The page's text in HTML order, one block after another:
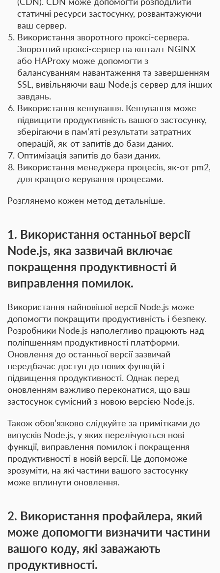
статичні ресурси застосунку, розвантажуючи
ваш сервер.
Використання зворотного проксі-сервера.
Зворотний проксі-сервер на кшталт NGINX
або HAProxy може допомогти з
балансуванням навантаження та завершенням
SSL, вивільняючи ваш Node.js сервер для інших
завдань.
Використання кешування. Кешування може
підвищити продуктивність вашого застосунку,
зберігаючи в пам’яті результати затратних
операцій, як-от запитів до бази даних.
Оптимізація запитів до бази даних.
Використання менеджера процесів, як-от pm2,
для кращого керування процесами.
Розглянемо кожен метод детальніше.
1. Використання останньої версії
Node.js, яка зазвичай включає
покращення продуктивності й
виправлення помилок.
Використання найновішої версії Node.js може
допомогти покращити продуктивність і безпеку.
Розробники Node.js наполегливо працюють над
поліпшенням продуктивності платформи.
Оновлення до останньої версії зазвичай
передбачає доступ до нових функцій і
підвищення продуктивності. Однак перед
оновленням важливо переконатися, що ваш
застосунок сумісний з новою версією Node.js.
Також обов’язково слідкуйте за примітками до
випусків Node.js, у яких перелічуються нові
функції, виправлення помилок і покращення
продуктивності в новій версії. Це допоможе
зрозуміти, на які частини вашого застосунку
може вплинути оновлення.
2. Використання профайлера, який
може допомогти визначити частини
вашого коду, які заважають
продуктивності.